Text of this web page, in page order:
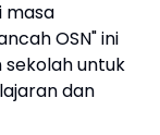
masa
OSN" ini
sekolah untuk
dan